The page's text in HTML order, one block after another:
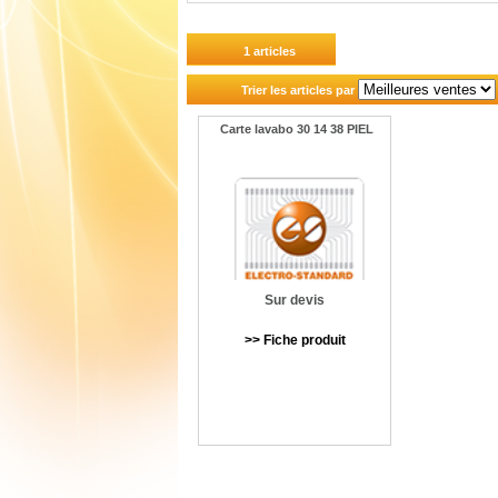
1 articles
Trier les articles par
Carte lavabo 30 14 38 PIEL
Sur devis
>> Fiche produit